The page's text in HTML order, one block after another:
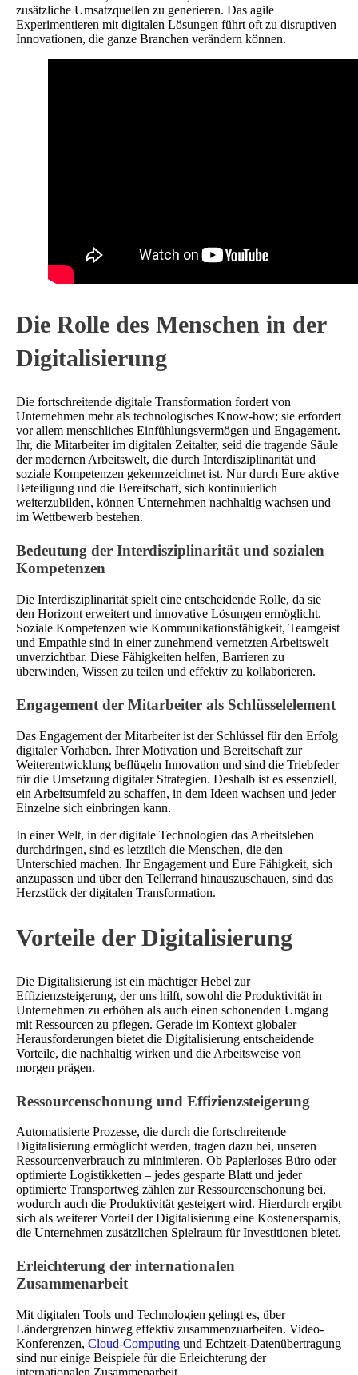
zusätzliche Umsatzquellen zu generieren. Das agile
Experimentieren mit digitalen Lösungen führt oft zu disruptiven
Innovationen, die ganze Branchen verändern können.
Die Rolle des Menschen in der
Digitalisierung
Die fortschreitende digitale Transformation fordert von
Unternehmen mehr als technologisches Know-how; sie erfordert
vor allem menschliches Einfühlungsvermögen und Engagement.
Ihr, die Mitarbeiter im digitalen Zeitalter, seid die tragende Säule
der modernen Arbeitswelt, die durch Interdisziplinarität und
soziale Kompetenzen gekennzeichnet ist. Nur durch Eure aktive
Beteiligung und die Bereitschaft, sich kontinuierlich
weiterzubilden, können Unternehmen nachhaltig wachsen und
im Wettbewerb bestehen.
Bedeutung der Interdisziplinarität und sozialen
Kompetenzen
Die Interdisziplinarität spielt eine entscheidende Rolle, da sie
den Horizont erweitert und innovative Lösungen ermöglicht.
Soziale Kompetenzen wie Kommunikationsfähigkeit, Teamgeist
und Empathie sind in einer zunehmend vernetzten Arbeitswelt
unverzichtbar. Diese Fähigkeiten helfen, Barrieren zu
überwinden, Wissen zu teilen und effektiv zu kollaborieren.
Engagement der Mitarbeiter als Schlüsselelement
Das Engagement der Mitarbeiter ist der Schlüssel für den Erfolg
digitaler Vorhaben. Ihrer Motivation und Bereitschaft zur
Weiterentwicklung beflügeln Innovation und sind die Triebfeder
für die Umsetzung digitaler Strategien. Deshalb ist es essenziell,
ein Arbeitsumfeld zu schaffen, in dem Ideen wachsen und jeder
Einzelne sich einbringen kann.
In einer Welt, in der digitale Technologien das Arbeitsleben
durchdringen, sind es letztlich die Menschen, die den
Unterschied machen. Ihr Engagement und Eure Fähigkeit, sich
anzupassen und über den Tellerrand hinauszuschauen, sind das
Herzstück der digitalen Transformation.
Vorteile der Digitalisierung
Die Digitalisierung ist ein mächtiger Hebel zur
Effizienzsteigerung, der uns hilft, sowohl die Produktivität in
Unternehmen zu erhöhen als auch einen schonenden Umgang
mit Ressourcen zu pflegen. Gerade im Kontext globaler
Herausforderungen bietet die Digitalisierung entscheidende
Vorteile, die nachhaltig wirken und die Arbeitsweise von
morgen prägen.
Ressourcenschonung und Effizienzsteigerung
Automatisierte Prozesse, die durch die fortschreitende
Digitalisierung ermöglicht werden, tragen dazu bei, unseren
Ressourcenverbrauch zu minimieren. Ob Papierloses Büro oder
optimierte Logistikketten – jedes gesparte Blatt und jeder
optimierte Transportweg zählen zur Ressourcenschonung bei,
wodurch auch die Produktivität gesteigert wird. Hierdurch ergibt
sich als weiterer Vorteil der Digitalisierung eine Kostenersparnis,
die Unternehmen zusätzlichen Spielraum für Investitionen bietet.
Erleichterung der internationalen
Zusammenarbeit
Mit digitalen Tools und Technologien gelingt es, über
Ländergrenzen hinweg effektiv zusammenzuarbeiten. Video-
Konferenzen, Cloud-Computing und Echtzeit-Datenübertragung
sind nur einige Beispiele für die Erleichterung der
internationalen Zusammenarbeit.